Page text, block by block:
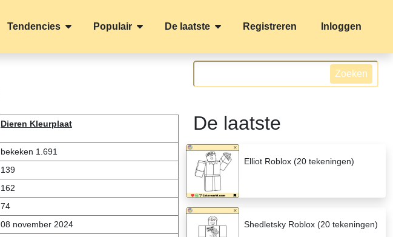
Tendencies Populair De laatste Registreren Inloggen
Dieren Kleurplaat
bekeken 1.691
139
162
74
08 november 2024
Zoeken
De laatste
Elliot Roblox (20 tekeningen)
Shedletsky Roblox (20 tekeningen)